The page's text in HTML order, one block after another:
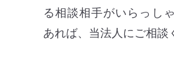
る相談相手がいらっし
あれば、当法人にご相談